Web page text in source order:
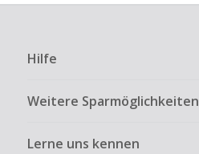
Hilfe
Weitere Sparmöglichkeiten
Lerne uns kennen